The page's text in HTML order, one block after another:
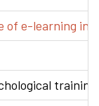
of e-learning in